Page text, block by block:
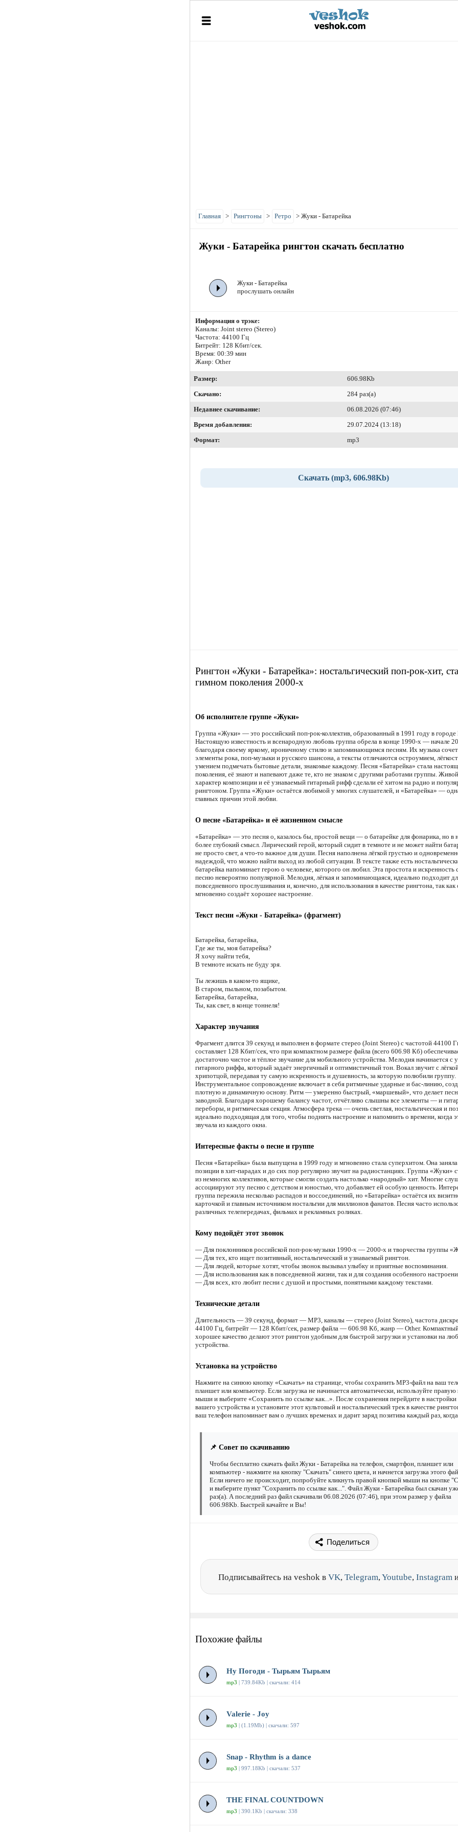
Главная > Рингтоны > Ретро > Жуки - Батарейка
Жуки - Батарейка рингтон скачать бесплатно
Жуки - Батарейка
прослушать онлайн
Информация о трэке:
Каналы: Joint stereo (Stereo)
Частота: 44100 Гц
Битрейт: 128 Кбит/сек.
Время: 00:39 мин
Жанр: Other
Размер:
606.98Kb
Скачано:
284 раз(а)
Недавнее скачивание:
06.08.2026 (07:46)
Время добавления:
29.07.2024 (13:18)
Формат:
mp3
Скачать (mp3, 606.98Kb)
Рингтон «Жуки - Батарейка»: ностальгический поп-рок-хит,
гимном поколения 2000-х
Об исполнителе группе «Жуки»
Группа «Жуки» — это российский поп-рок-коллектив, образованный в 1991 году в городе
Настоящую известность и всенародную любовь группа обрела в конце 1990-х — начале
благодаря своему яркому, ироничному стилю и запоминающимся песням. Их музыка
элементы рока, поп-музыки и русского шансона, а тексты отличаются остроумием,
умением подмечать бытовые детали, знакомые каждому. Песня «Батарейка» стала
поколения, её знают и напевают даже те, кто не знаком с другими работами группы.
характер композиции и её узнаваемый гитарный рифф сделали её хитом на радио и
рингтоном. Группа «Жуки» остаётся любимой у многих слушателей, и «Батарейка» —
главных причин этой любви.
О песне «Батарейка» и её жизненном смысле
«Батарейка» — это песня о, казалось бы, простой вещи — о батарейке для фонарика, но в
более глубокий смысл. Лирический герой, который сидит в темноте и не может найти
не просто свет, а что-то важное для души. Песня наполнена лёгкой грустью и
надеждой, что можно найти выход из любой ситуации. В тексте также есть
батарейка напоминает герою о человеке, которого он любил. Эта простота и искренность
песню невероятно популярной. Мелодия, лёгкая и запоминающаяся, идеально подходит
повседневного прослушивания и, конечно, для использования в качестве рингтона, так как
мгновенно создаёт хорошее настроение.
Текст песни «Жуки - Батарейка» (фрагмент)
Батарейка, батарейка,
Где же ты, моя батарейка?
Я хочу найти тебя,
В темноте искать не буду зря.
Ты лежишь в каком-то ящике,
В старом, пыльном, позабытом.
Батарейка, батарейка,
Ты, как свет, в конце тоннеля!
Характер звучания
Фрагмент длится 39 секунд и выполнен в формате стерео (Joint Stereo) с частотой 44100
составляет 128 Кбит/сек, что при компактном размере файла (всего 606.98 Кб)
достаточно чистое и тёплое звучание для мобильного устройства. Мелодия начинается с
гитарного риффа, который задаёт энергичный и оптимистичный тон. Вокал звучит с
хрипотцой, передавая ту самую искренность и душевность, за которую полюбили группу.
Инструментальное сопровождение включает в себя ритмичные ударные и бас-линию,
плотную и динамичную основу. Ритм — умеренно быстрый, «маршевый», что делает
заводной. Благодаря хорошему балансу частот, отчётливо слышны все элементы — и
переборы, и ритмическая секция. Атмосфера трека — очень светлая, ностальгическая и
идеально подходящая для того, чтобы поднять настроение и напомнить о времени, когда
звучала из каждого окна.
Интересные факты о песне и группе
Песня «Батарейка» была выпущена в 1999 году и мгновенно стала суперхитом. Она
позиции в хит-парадах и до сих пор регулярно звучит на радиостанциях. Группа «Жуки»
из немногих коллективов, которые смогли создать настолько «народный» хит. Многие
ассоциируют эту песню с детством и юностью, что добавляет ей особую ценность.
группа пережила несколько распадов и воссоединений, но «Батарейка» остаётся их
карточкой и главным источником ностальгии для миллионов фанатов. Песня часто
различных телепередачах, фильмах и рекламных роликах.
Кому подойдёт этот звонок
— Для поклонников российской поп-рок-музыки 1990-х — 2000-х и творчества группы
— Для тех, кто ищет позитивный, ностальгический и узнаваемый рингтон.
— Для людей, которые хотят, чтобы звонок вызывал улыбку и приятные воспоминания.
— Для использования как в повседневной жизни, так и для создания особенного
— Для всех, кто любит песни с душой и простыми, понятными каждому текстами.
Технические детали
Длительность — 39 секунд, формат — MP3, каналы — стерео (Joint Stereo), частота
44100 Гц, битрейт — 128 Кбит/сек, размер файла — 606.98 Кб, жанр — Other.
хорошее качество делают этот рингтон удобным для быстрой загрузки и установки на
устройства.
Установка на устройство
Нажмите на синюю кнопку «Скачать» на странице, чтобы сохранить MP3-файл на ваш
планшет или компьютер. Если загрузка не начинается автоматически, используйте правую
мыши и выберите «Сохранить по ссылке как...». После сохранения перейдите в настройки
вашего устройства и установите этот культовый и ностальгический трек в качестве
ваш телефон напоминает вам о лучших временах и дарит заряд позитива каждый раз,
📌 Совет по скачиванию
Чтобы бесплатно скачать файл Жуки - Батарейка на телефон, смартфон, планшет или
компьютер - нажмите на кнопку "Скачать" синего цвета, и начнется загрузка этого
Если ничего не происходит, попробуйте кликнуть правой кнопкой мыши на кнопке
и выберите пункт "Сохранить по ссылке как...". Файл Жуки - Батарейка был скачан
раз(а). А последний раз файл скачивали 06.08.2026 (07:46), при этом размер у файла
606.98Kb. Быстрей качайте и Вы!
Поделиться
Подписывайтесь на veshok в VK, Telegram,Youtube, Instagram
Похожие файлы
Ну Погоди - Тырьям Тырьям
mp3 | 739.84Kb | скачали: 414
Valerie - Joy
mp3 | (1.19Mb) | скачали: 597
Snap - Rhythm is a dance
mp3 | 997.18Kb | скачали: 537
THE FINAL COUNTDOWN
mp3 | 390.1Kb | скачали: 338